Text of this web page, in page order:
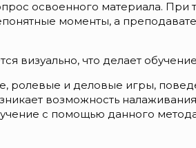
освоенного материала. При
моменты, а
визуально, что делает
ролевые и деловые игры,
возможность
с помощью данного